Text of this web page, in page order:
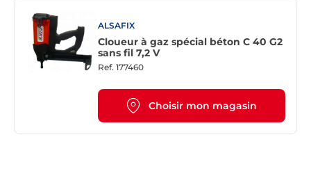
ALSAFIX
Cloueur à gaz spécial béton C 40 G2
sans fil 7,2 V
Ref. 177460
Choisir mon magasin